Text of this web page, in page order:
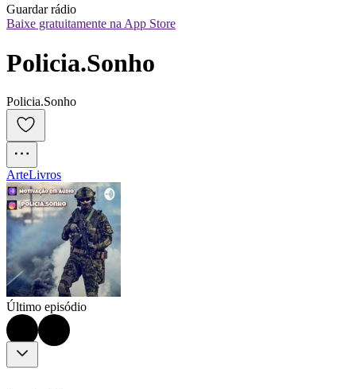
Guardar rádio
Baixe gratuitamente na App Store
Policia.Sonho
Policia.Sonho
ArteLivros
Último episódio